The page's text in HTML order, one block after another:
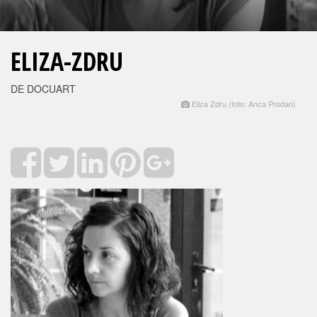
ELIZA-ZDRU
DE DOCUART
Eliza Zdru (foto: Anca Prodan)